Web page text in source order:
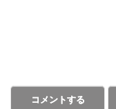
コメントする